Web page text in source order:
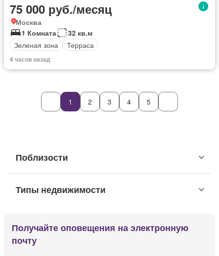
75 000 руб./месяц
Москва
1 Комната
32 кв.м
Зеленая зона
Терраса
4 часов назад
1 2 3 4 5
Поблизости
Типы недвижимости
Получайте оповещения на электронную
почту